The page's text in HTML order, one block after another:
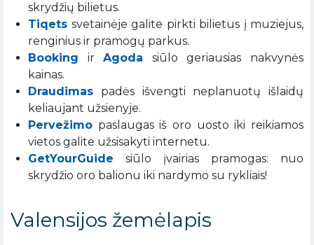
skrydžių bilietus.
Tiqets svetainėje galite pirkti bilietus į muziejus,
renginius ir pramogų parkus.
Booking irAgoda siūlo geriausias nakvynės
kainas.
Draudimas padės išvengti neplanuotų išlaidų
keliaujant užsienyje.
Pervežimo paslaugas iš oro uosto iki reikiamos
vietos galite užsisakyti internetu.
GetYourGuide siūlo įvairias pramogas: nuo
skrydžio oro balionu iki nardymo su rykliais!
Valensijos žemėlapis